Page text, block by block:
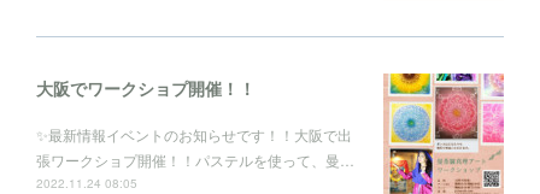
大阪でワークショプ開催！！
✨最新情報イベントのお知らせです！！大阪で出
張ワークショプ開催！！パステルを使って、曼…
2022.11.24 08:05